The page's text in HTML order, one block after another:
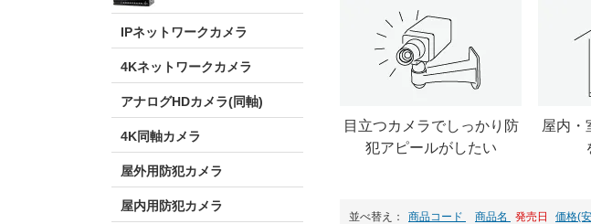
IPネットワークカメラ
4Kネットワークカメラ
アナログHDカメラ(同軸)
4K同軸カメラ
屋外用防犯カメラ
屋内用防犯カメラ
目立つカメラでしっかり防
犯アピールがしたい
屋内・
並べ替え： 商品コード 商品名 発売日 価格(